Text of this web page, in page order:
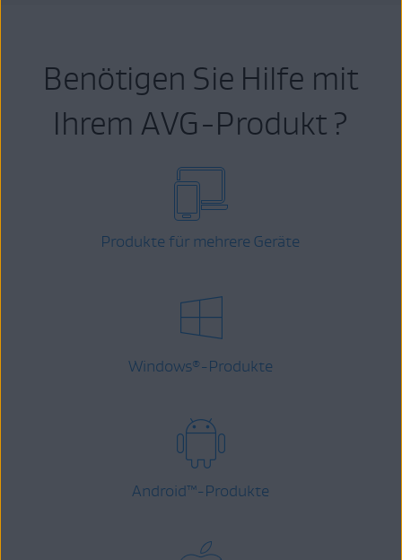
Benötigen Sie Hilfe mit
Ihrem AVG-Produkt ?
Produkte für mehrere Geräte
Windows® -Produkte
Android™-Produkte